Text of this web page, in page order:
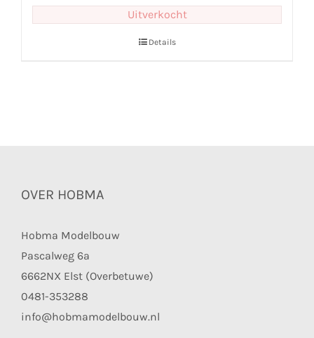
Uitverkocht
Details
OVER HOBMA
Hobma Modelbouw
Pascalweg 6a
6662NX Elst (Overbetuwe)
0481-353288
info@hobmamodelbouw.nl